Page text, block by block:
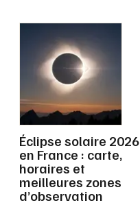
Activité & Expérience
Manifestations
Foires & salons
Spectacles
Concerts
Sports
Marseille
Mulhouse
Montpellier
Nantes
Nice
Paris
Éclipse solaire 2026
en France : carte,
horaires et
meilleures zones
d’observation